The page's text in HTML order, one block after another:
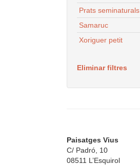
Prats seminaturals
Samaruc
Xoriguer petit
Eliminar filtres
Paisatges Vius
C/ Padró, 10
08511 L’Esquirol